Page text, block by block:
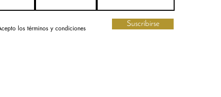
los términos y condiciones Suscribirse